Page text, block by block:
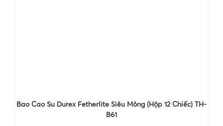
Bao Cao Su Durex Fetherlite Siêu Mỏng (Hộp 12 Chiếc) TH-
B61